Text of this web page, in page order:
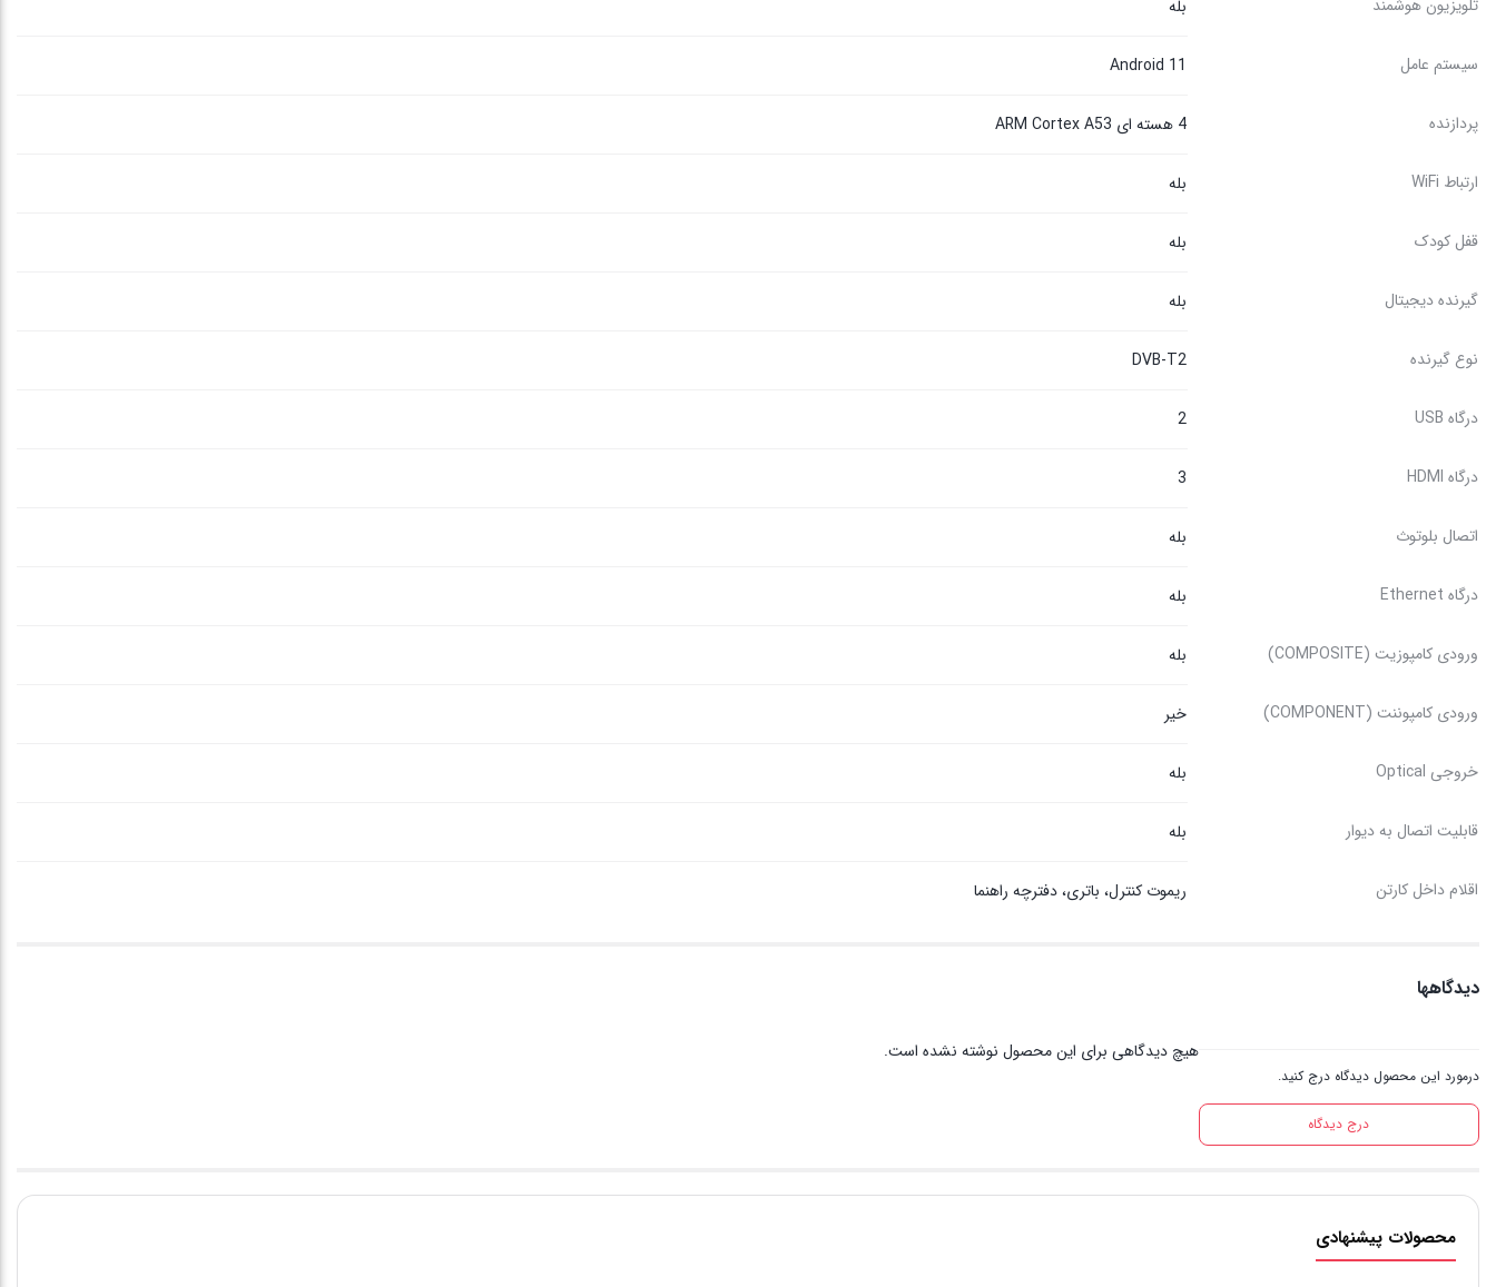
تلویزیون هوشمند بله
سیستم عامل Android 11
پردازنده 4 هسته ای ARM Cortex A53
ارتباط WiFi بله
قفل کودک بله
گیرنده دیجیتال بله
نوع گیرنده DVB-T2
درگاه USB 2
درگاه HDMI 3
اتصال بلوتوث بله
درگاه Ethernet بله
ورودی کامپوزیت (COMPOSITE) بله
ورودی کامپوننت (COMPONENT) خیر
خروجی Optical بله
قابلیت اتصال به دیوار بله
اقلام داخل کارتن ریموت کنترل، باتری، دفترچه راهنما
دیدگاهها
درمورد این محصول دیدگاه درج کنید.
درج دیدگاه
هیچ دیدگاهی برای این محصول نوشته نشده است.
محصولات پیشنهادی